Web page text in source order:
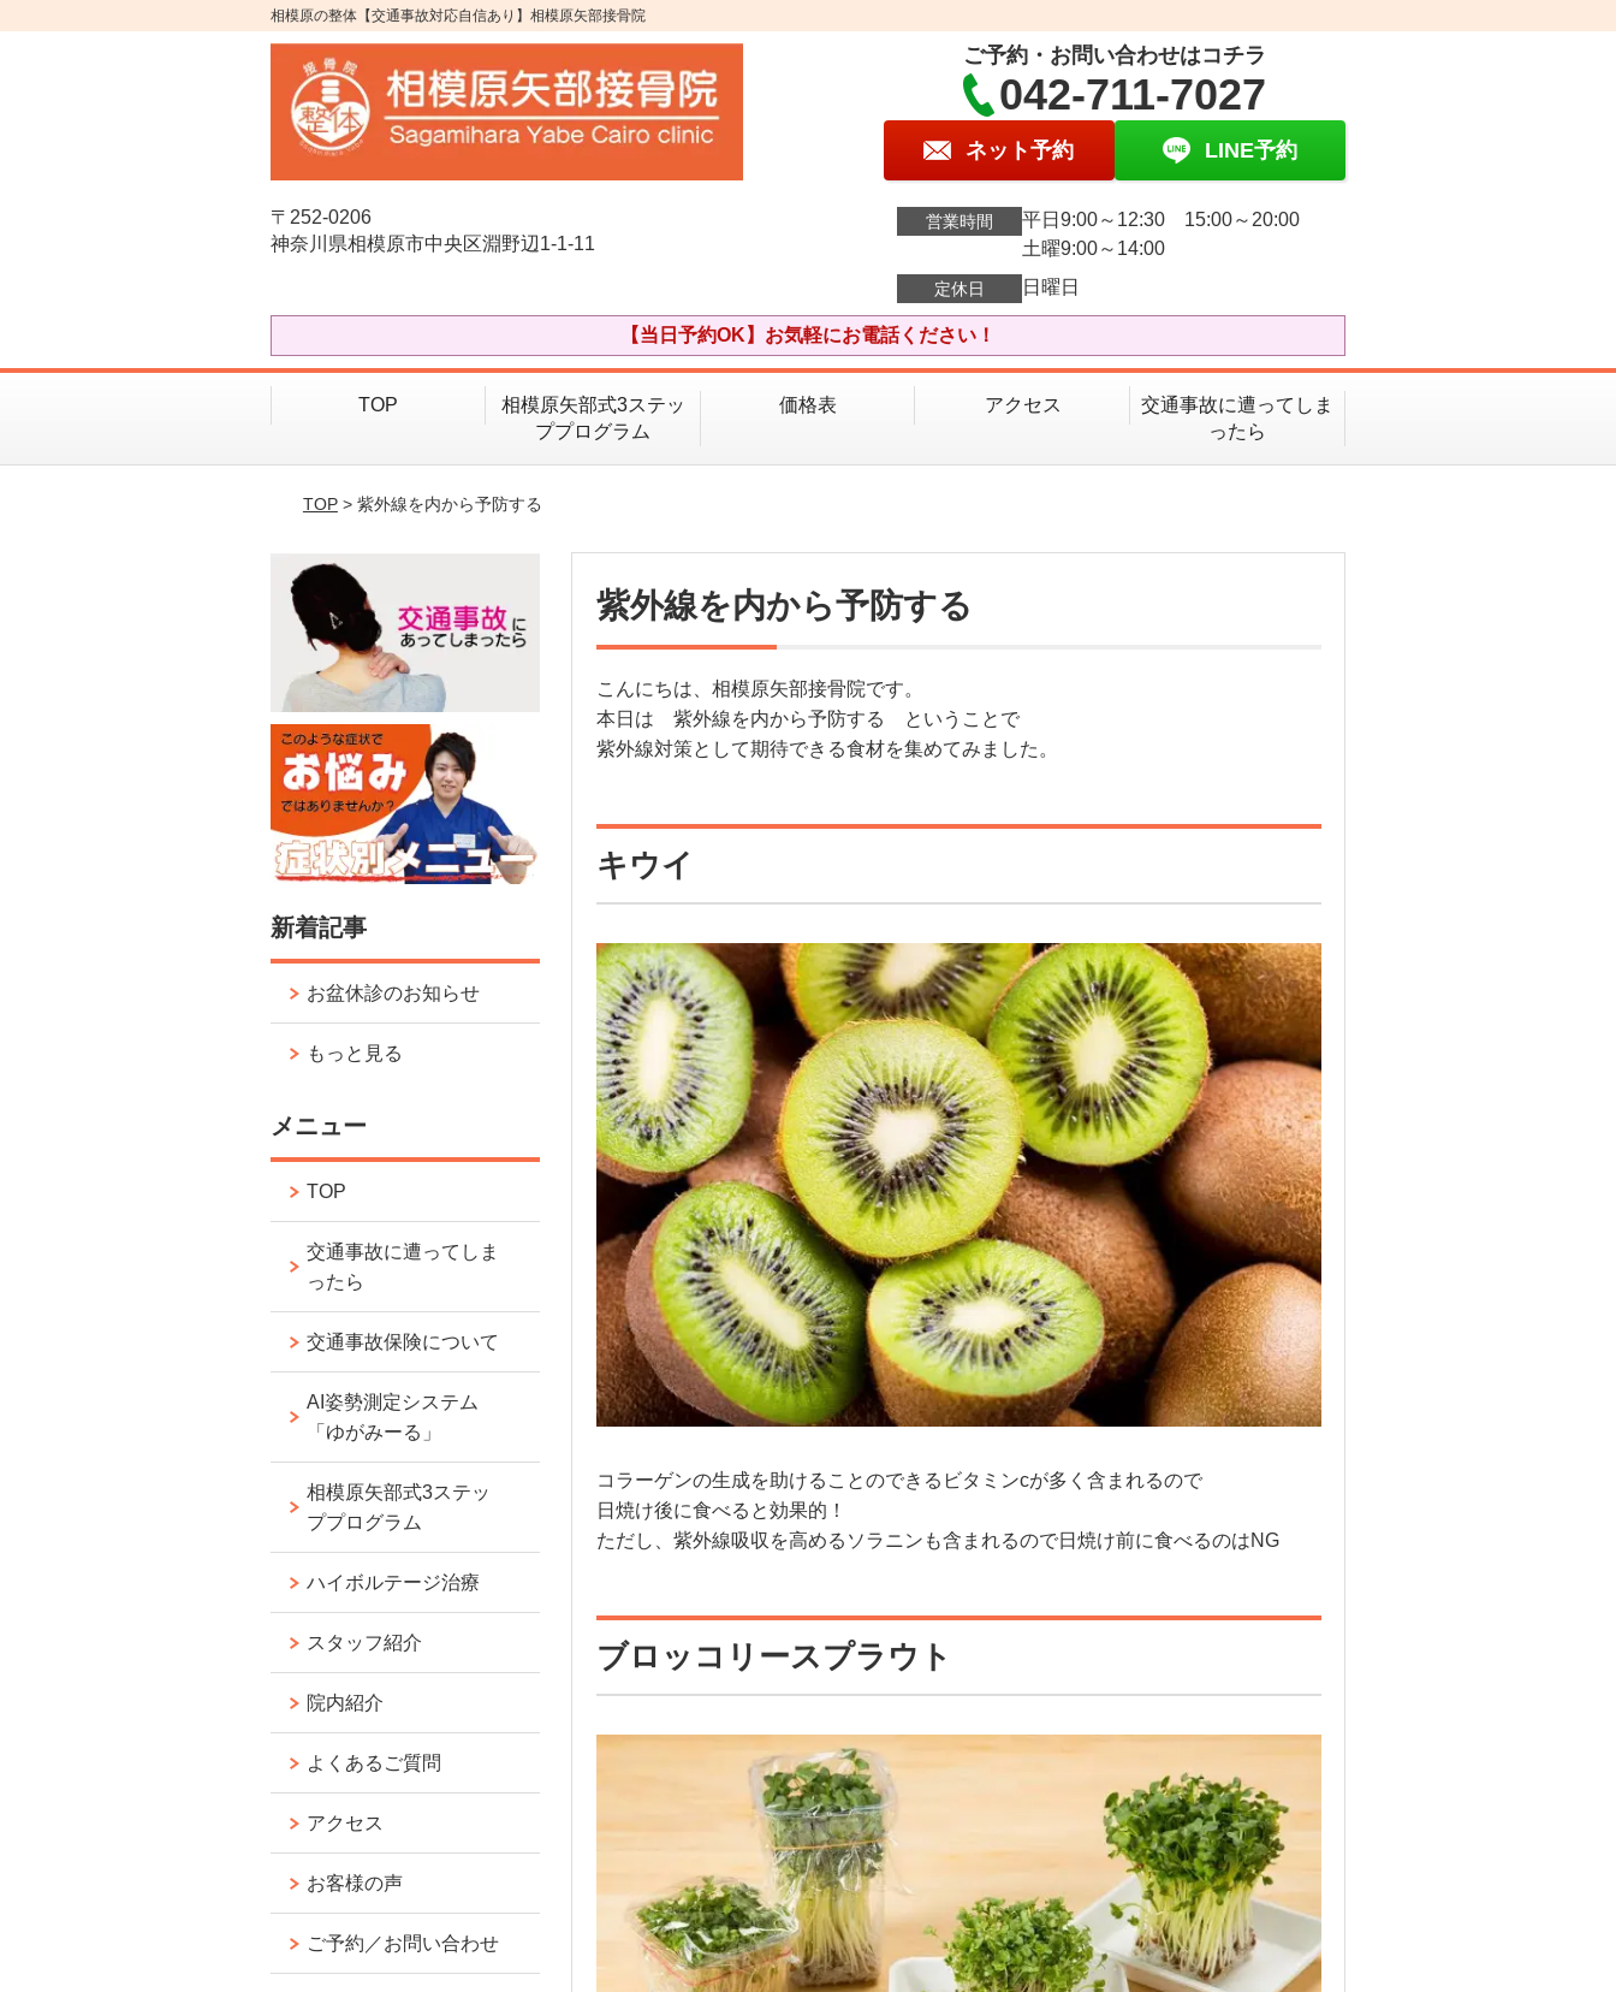
相模原の整体【交通事故対応自信あり】相模原矢部接骨院
〒252-0206
神奈川県相模原市中央区淵野辺1-1-11
ご予約・お問い合わせはコチラ
042-711-7027
ネット予約 LINE予約
営業時間
平日9:00～12:30 15:00～20:00
土曜9:00～14:00
定休日 日曜日
【当日予約OK】お気軽にお電話ください！
TOP
相模原矢部式3ステッ
ププログラム
価格表 アクセス
交通事故に遭ってしま
ったら
TOP> 紫外線を内から予防する
紫外線を内から予防する
こんにちは、相模原矢部接骨院です。
本日は 紫外線を内から予防する ということで
紫外線対策として期待できる食材を集めてみました。
キウイ
コラーゲンの生成を助けることのできるビタミンcが多く含まれるので
日焼け後に食べると効果的！
ただし、紫外線吸収を高めるソラニンも含まれるので日焼け前に食べるのはNG
ブロッコリースプラウト
新着記事
お盆休診のお知らせ
もっと見る
メニュー
TOP
交通事故に遭ってしま
ったら
交通事故保険について
AI姿勢測定システム
「ゆがみーる」
相模原矢部式3ステッ
ププログラム
ハイボルテージ治療
スタッフ紹介
院内紹介
よくあるご質問
アクセス
お客様の声
ご予約／お問い合わせ